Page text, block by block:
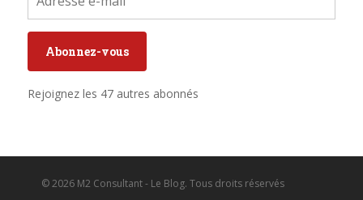
mail
Abonnez-vous
Rejoignez les 47 autres abonnés
© 2026 M2 Consultant - Le Blog. Tous droits réservés